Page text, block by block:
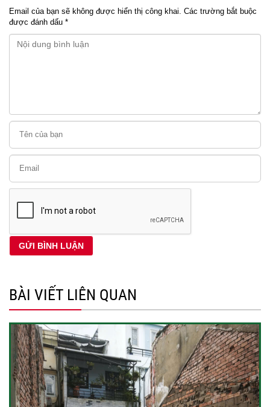
Email của bạn sẽ không được hiển thị công khai. Các trường bắt buộc
được đánh dấu *
BÀI VIẾT LIÊN QUAN